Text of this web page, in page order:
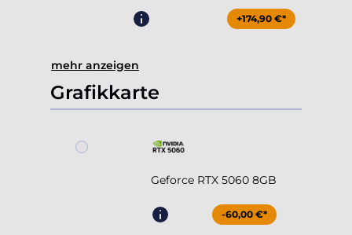
+174,90 €*
mehr anzeigen
Grafikkarte
Geforce RTX 5060 8GB
-60,00 €*